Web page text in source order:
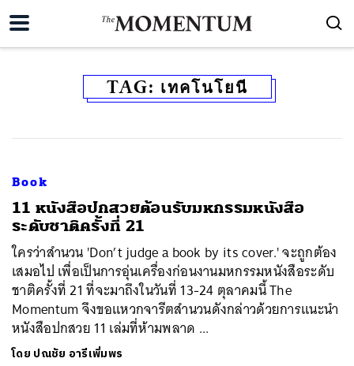
TAG: เทคโนโยนี
Book
11 หนังสือปกสวยต้อนรับมหกรรมหนังสือ
ระดับชาติครั้งที่ 21
ใครว่าสำนวน 'Don’t judge a book by its cover.' จะถูกต้อง
เสมอไป เพื่อเป็นการอุ่นเครื่องก่อนงานมหกรรมหนังสือระดับ
ชาติครั้งที่ 21 ที่จะมาถึงในวันที่ 13-24 ตุลาคมนี้ The
Momentum จึงขอแหวกจารีตสำนวนดังกล่าวด้วยการแนะนำ
หนังสือปกสวย 11 เล่มที่ห้ามพลาด ...
โดย ปณชัย อารีเพิ่มพร